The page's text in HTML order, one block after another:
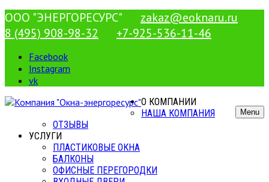
ООО "ЭНЕРГОРЕСУРС"
zakaz@eoknaru.ru
8 (495) 908-98-32
+7-925-536-11-46
Facebook
Instagram
vk
Menu
О КОМПАНИИ
НАША КОМПАНИЯ
ОТЗЫВЫ
УСЛУГИ
ПЛАСТИКОВЫЕ ОКНА
БАЛКОНЫ
ОФИСНЫЕ ПЕРЕГОРОДКИ